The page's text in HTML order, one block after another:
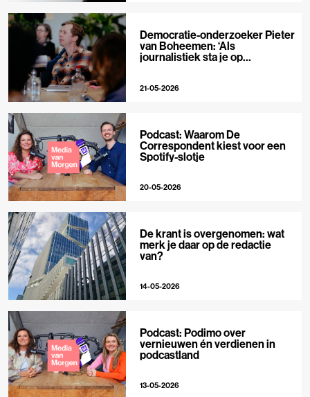
Democratie-onderzoeker Pieter
van Boheemen: ‘Als
journalistiek sta je op
21-05-2026
Podcast: Waarom De
Correspondent kiest voor een
Spotify-slotje
20-05-2026
De krant is overgenomen: wat
merk je daar op de redactie
van?
14-05-2026
Podcast: Podimo over
vernieuwen én verdienen in
podcastland
13-05-2026